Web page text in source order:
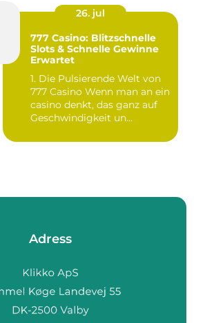
26. jul
777 Casino: Blitzschnelle
Slots & Schnelle Gewinne
Erwartet
1. Die Pulsierende Welt von
777 Casino Wenn man an ein
casino denkt, das ganz auf
Geschwindigkeit un...
Adress